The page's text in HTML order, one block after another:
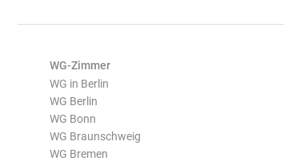
WG-Zimmer
WG in Berlin
WG Berlin
WG Bonn
WG Braunschweig
WG Bremen